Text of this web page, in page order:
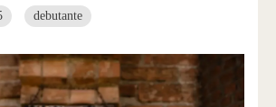
debutante